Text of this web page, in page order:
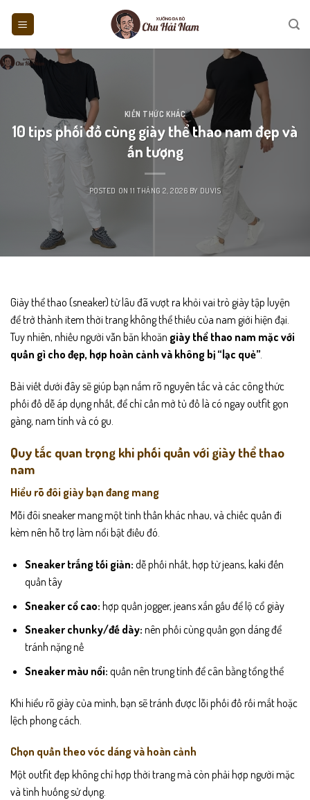
KIẾN THỨC KHÁC
10 tips phối đồ cùng giày thể thao nam đẹp và
ấn tượng
POSTED ON11 THÁNG 2, 2026 BY DUVIS
Giày thể thao (sneaker) từ lâu đã vượt ra khỏi vai trò giày tập luyện
để trở thành item thời trang không thể thiếu của nam giới hiện đại.
Tuy nhiên, nhiều người vẫn băn khoăn giày thể thao nam mặc với
quần gì cho đẹp, hợp hoàn cảnh và không bị “lạc quẻ”.
Bài viết dưới đây sẽ giúp bạn nắm rõ nguyên tắc và các công thức
phối đồ dễ áp dụng nhất, để chỉ cần mở tủ đồ là có ngay outfit gọn
gàng, nam tính và có gu.
Quy tắc quan trọng khi phối quần với giày thể thao
nam
Hiểu rõ đôi giày bạn đang mang
Mỗi đôi sneaker mang một tinh thần khác nhau, và chiếc quần đi
kèm nên hỗ trợ làm nổi bật điều đó.
Sneaker trắng tối giản: dễ phối nhất, hợp từ jeans, kaki đến
quần tây
Sneaker cổ cao: hợp quần jogger, jeans xắn gấu để lộ cổ giày
Sneaker chunky/đế dày: nên phối cùng quần gọn dáng để
tránh nặng nề
Sneaker màu nổi: quần nên trung tính để cân bằng tổng thể
Khi hiểu rõ giày của mình, bạn sẽ tránh được lỗi phối đồ rối mắt hoặc
lệch phong cách.
Chọn quần theo vóc dáng và hoàn cảnh
Một outfit đẹp không chỉ hợp thời trang mà còn phải hợp người mặc
và tình huống sử dụng.